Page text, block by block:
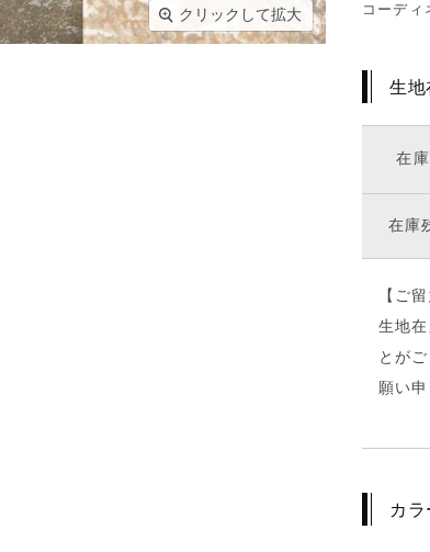
クリックして拡大 コーディ
生地
在
在庫
【ご
生地
とが
願い
カ